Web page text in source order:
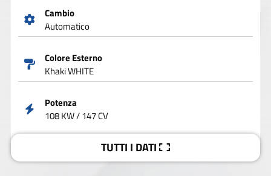
Cambio
Automatico
Colore Esterno
Khaki WHITE
Potenza
108 KW / 147 CV
TUTTI I DATI